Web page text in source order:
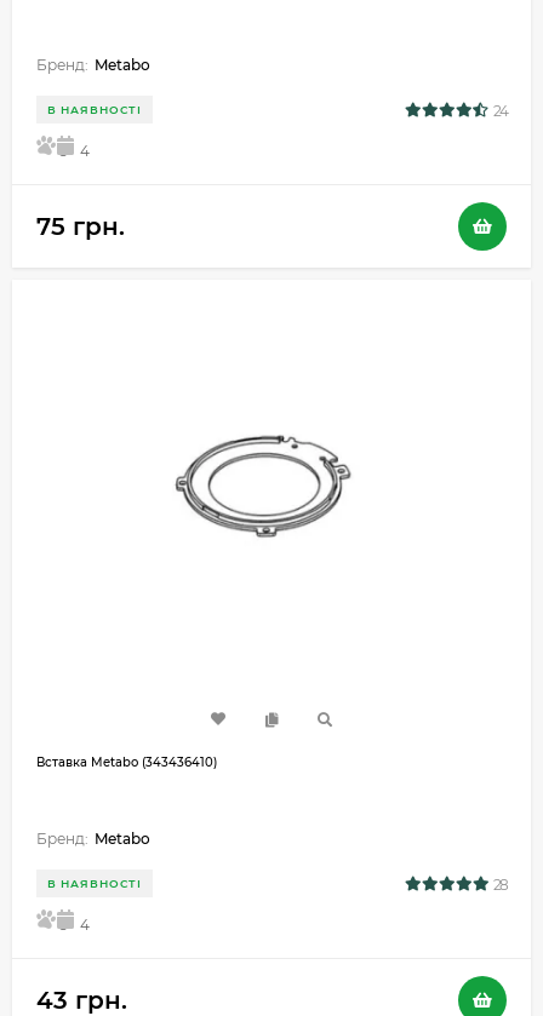
Бренд: Metabo
В НАЯВНОСТІ 24
5 4
75 грн.
Вставка Metabo (343436410)
Бренд: Metabo
В НАЯВНОСТІ 28
5 4
43 грн.